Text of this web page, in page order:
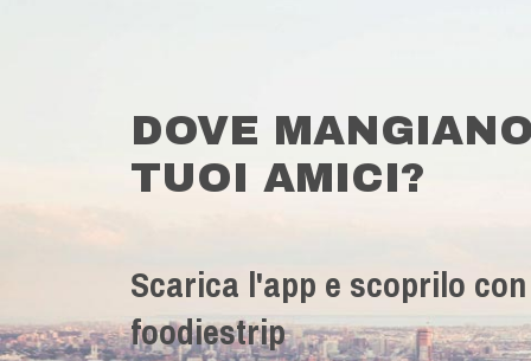
DOVE
TUOI AMICI?
Scarica l'app e scoprilo con
foodiestrip